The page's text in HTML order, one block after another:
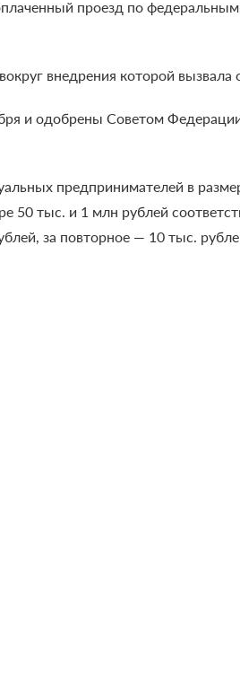
проезд по федеральным
внедрения которой
и одобрены Советом
предпринимателей в
50 тыс. и 1 млн рублей
за повторное — 10 тыс.